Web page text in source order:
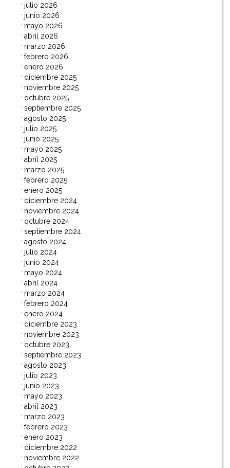
julio 2026
junio 2026
mayo 2026
abril 2026
marzo 2026
febrero 2026
enero 2026
diciembre 2025
noviembre 2025
octubre 2025
septiembre 2025
agosto 2025
julio 2025
junio 2025
mayo 2025
abril 2025
marzo 2025
febrero 2025
enero 2025
diciembre 2024
noviembre 2024
octubre 2024
septiembre 2024
agosto 2024
julio 2024
junio 2024
mayo 2024
abril 2024
marzo 2024
febrero 2024
enero 2024
diciembre 2023
noviembre 2023
octubre 2023
septiembre 2023
agosto 2023
julio 2023
junio 2023
mayo 2023
abril 2023
marzo 2023
febrero 2023
enero 2023
diciembre 2022
noviembre 2022